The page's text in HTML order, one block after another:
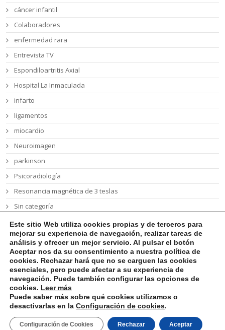
cáncer infantil
Colaboradores
enfermedad rara
Entrevista TV
Espondiloartritis Axial
Hospital La Inmaculada
infarto
ligamentos
miocardio
Neuroimagen
parkinson
Psicoradiología
Resonancia magnética de 3 teslas
Sin categoría
síndrome Wolfram
talón de Aquiles
tumor cerebral
Aviso Legal Política de Privacidad Política de Cookies
Este sitio Web utiliza cookies propias y de terceros para
mejorar su experiencia de navegación, realizar tareas de
análisis y ofrecer un mejor servicio. Al pulsar el botón
Aceptar nos da su consentimiento a nuestra política de
cookies. Rechazar hará que no se carguen las cookies
esenciales, pero puede afectar a su experiencia de
navegación. Puede también configurar las opciones de
cookies. Leer más
Puede saber más sobre qué cookies utilizamos o
desactivarlas en la Configuración de cookies.
Aceptar
Rechazar
Configuración de Cookies